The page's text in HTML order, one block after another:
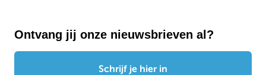
Ontvang jij onze nieuwsbrieven al?
Schrijf je hier in